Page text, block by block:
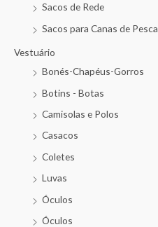
Sacos de Rede
Sacos para Canas de Pesca
Vestuário
Bonés-Chapéus-Gorros
Botins - Botas
Camisolas e Polos
Casacos
Coletes
Luvas
Óculos
Óculos